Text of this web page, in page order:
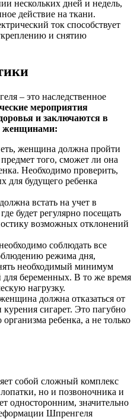
нескольких дней и недель,
действие на ткани.
ток способствует
и снятию
– это наследственное
мероприятия
и заключаются в
женщинами:
женщина должна пройти
того, сможет ли она
Необходимо проверить,
для будущего ребенка
встать на учет в
будет регулярно посещать
возможных отклонений
соблюдать все
режима дня,
необходимый минимум
беременных. В то же время
нагрузку.
должна отказаться от
курения сигарет. Это пагубно
организма ребенка, а не только
собой сложный комплекс
но и позвоночника и
односторонним, значительно
Шпренгеля